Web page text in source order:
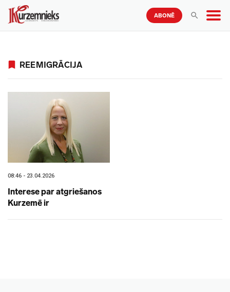
ABONĒ
REEMIGRĀCIJA
08:46 - 23.04.2026
Interese par atgriešanos
Kurzemē ir